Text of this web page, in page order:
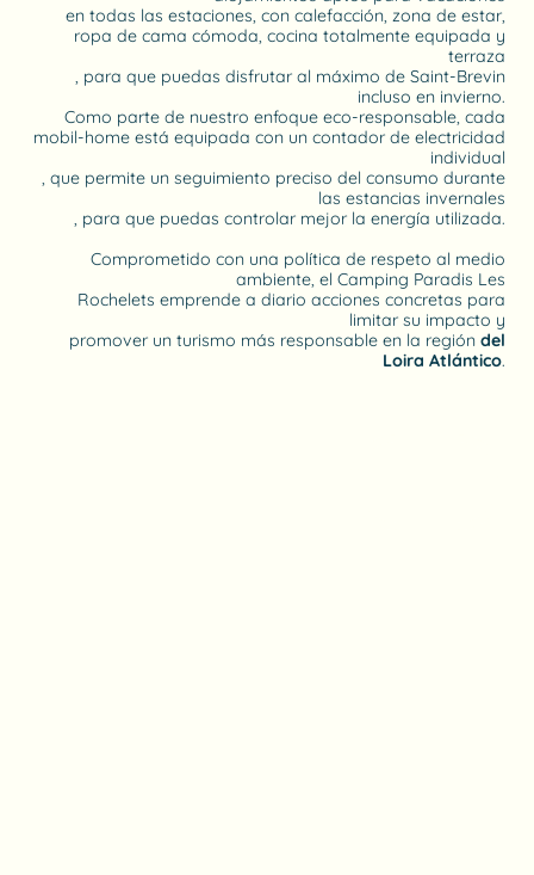
en todas las estaciones, con calefacción, zona de estar,
ropa de cama cómoda, cocina totalmente equipada y
terraza
, para que puedas disfrutar al máximo de Saint-Brevin
incluso en invierno.
Como parte de nuestro enfoque eco-responsable, cada
mobil-home está equipada con un contador de electricidad
individual
, que permite un seguimiento preciso del consumo durante
las estancias invernales
, para que puedas controlar mejor la energía utilizada.
Comprometido con una política de respeto al medio
ambiente, el Camping Paradis Les
Rochelets emprende a diario acciones concretas para
limitar su impacto y
promover un turismo más responsable en la región del
Loira Atlántico.